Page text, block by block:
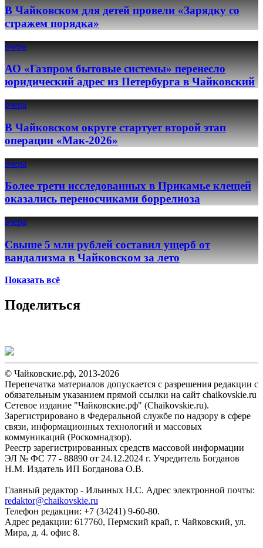
В Чайковском для детей провели «Зарядку со
стражем порядка»
вчера
АО «Газпром бытовые системы» перенесло
юридический адрес из Петербурга в Чайковский
вчера
В Чайковском округе стартует второй этап
операции «Мак-2026»
вчера
Более трети исследованных в Прикамье клещей
оказались переносчиками боррелиоза
вчера
Свыше 5 млн рублей составил ущерб от
вандализма в Чайковском за лето
Показать всё
Поделиться
© Чайковские.рф, 2013-2026
Перепечатка материалов допускается с разрешения редакции с
обязательным указанием прямой ссылки на сайт chaikovskie.ru
Сетевое издание "Чайковские.рф" (Chaikovskie.ru).
Зарегистрировано в Федеральной службе по надзору в сфере
связи, информационных технологий и массовых
коммуникаций (Роскомнадзор).
Реестр зарегистрированных средств массовой информации
ЭЛ № ФС 77 - 88890 от 24.12.2024 г. Учредитель Богданов
Н.М. Издатель ИП Богданова О.В.
Главный редактор - Ильиных Н.С. Адрес электронной почты:
redaktor@chaikovskie.ru
Телефон редакции: +7 (34241) 9-60-80.
Адрес редакции: 617760, Пермский край, г. Чайковский, ул.
Мира, д. 4. офис 8.